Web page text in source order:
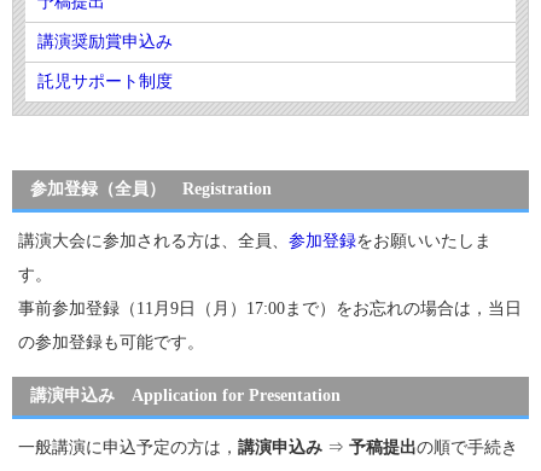
講演奨励賞申込み
託児サポート制度
参加登録（全員） Registration
講演大会に参加される方は、全員、 参加登録をお願いいたしま
す。
事前参加登録（11月9日（月）17:00まで）をお忘れの場合は，当日
の参加登録も可能です。
講演申込み Application for Presentation
一般講演に申込予定の方は， 講演申込み ⇒ 予稿提出の順で手続き